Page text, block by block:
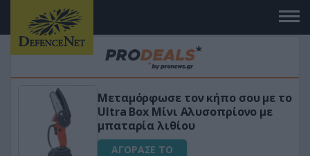
«Μαγική» φόρμουλα τριβόλι + VIP
για αύξηση της λίμπιντο
ΑΓΟΡΑΣΕ ΤΟ